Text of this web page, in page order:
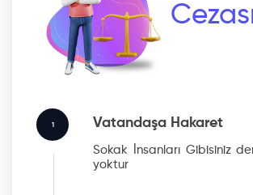
1 Vatandaşa Hakaret
Sokak İnsanları Gibisiniz
yoktur